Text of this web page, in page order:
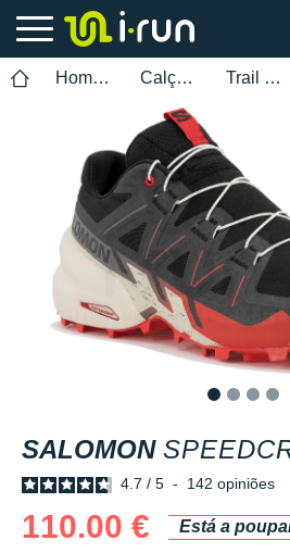
Homem Calçados Trail Running
SALOMON
4.7 / 5 - 142 opiniões
110.00 €
Está a